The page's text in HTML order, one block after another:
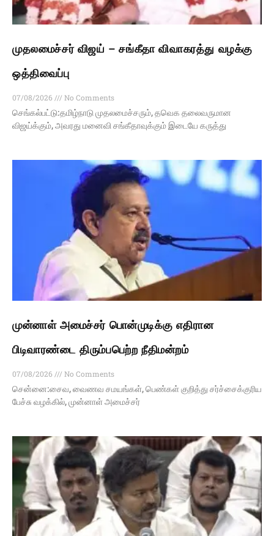
முதலமைச்சர் விஜய் – சங்கீதா விவாகரத்து வழக்கு
ஒத்திவைப்பு
07/08/2026
No Comments
செங்கல்பட்டு:தமிழ்நாடு முதலமைச்சரும், தவெக தலைவருமான
விஜய்க்கும், அவரது மனைவி சங்கீதாவுக்கும் இடையே கருத்து
முன்னாள் அமைச்சர் பொன்முடிக்கு எதிரான
பிடிவாரண்டை திரும்பபெற்ற நீதிமன்றம்
07/08/2026
No Comments
சென்னை:சைவ, வைணவ சமயங்கள், பெண்கள் குறித்து சர்ச்சைக்குரிய
பேச்சு வழக்கில், முன்னாள் அமைச்சர்